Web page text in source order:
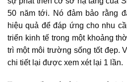
50 năm tới. Nó đảm bảo rằng
hiệu quả để đáp ứng cho nhu
triển kinh tế trong một khoảng
trì một môi trường sống tốt đẹp.
chi tiết lại được xem xét lại 1 lần.